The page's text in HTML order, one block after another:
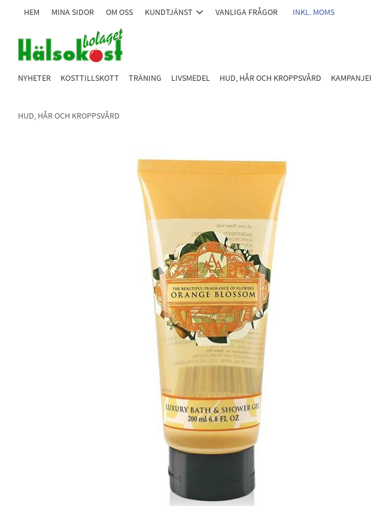
HEM MINA SIDOR OM OSS KUNDTJÄNST VANLIGA FRÅGOR INKL. MOMS
NYHETER KOSTTILLSKOTT TRÄNING LIVSMEDEL HUD, HÅR OCH KROPPSVÅRD
HUD, HÅR OCH KROPPSVÅRD